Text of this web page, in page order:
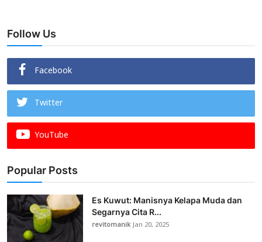
Follow Us
Facebook
Twitter
YouTube
Popular Posts
Es Kuwut: Manisnya Kelapa Muda dan
Segarnya Cita R...
revitomanikJan 20, 2025